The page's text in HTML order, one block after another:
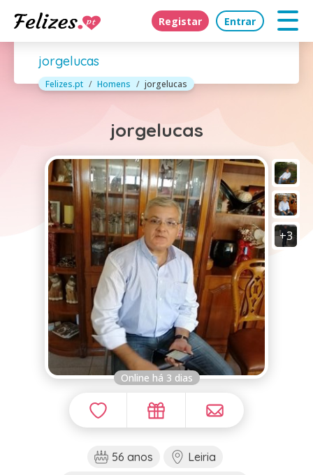
Registar Entrar
jorgelucas
Felizes.pt Homens jorgelucas
jorgelucas
+3
Online há 3 dias
56 anos
Leiria